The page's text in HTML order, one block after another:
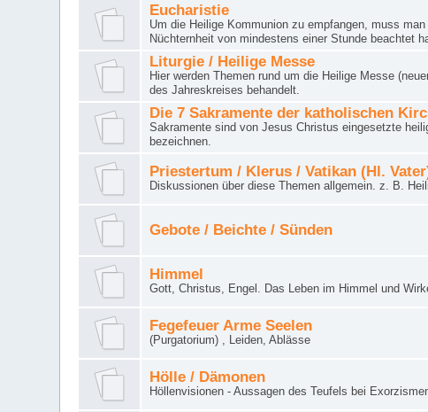
Eucharistie
Um die Heilige Kommunion zu empfangen, muss
Nüchternheit von mindestens einer Stunde beachtet
Liturgie / Heilige Messe
Hier werden Themen rund um die Heilige Messe
des Jahreskreises behandelt.
Die 7 Sakramente der katholischen
Sakramente sind von Jesus Christus eingesetzte
bezeichnen.
Priestertum / Klerus / Vatikan (Hl.
Diskussionen über diese Themen allgemein. z. B.
Gebote / Beichte / Sünden
Himmel
Gott, Christus, Engel. Das Leben im Himmel und
Fegefeuer Arme Seelen
(Purgatorium) , Leiden, Ablässe
Hölle / Dämonen
Höllenvisionen - Aussagen des Teufels bei